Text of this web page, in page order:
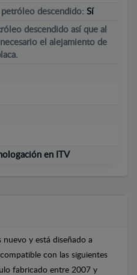
descendido: Sí
descendido así que al
el alejamiento de
en ITV
nuevo y está diseñado a
con las siguientes
fabricado entre 2007 y